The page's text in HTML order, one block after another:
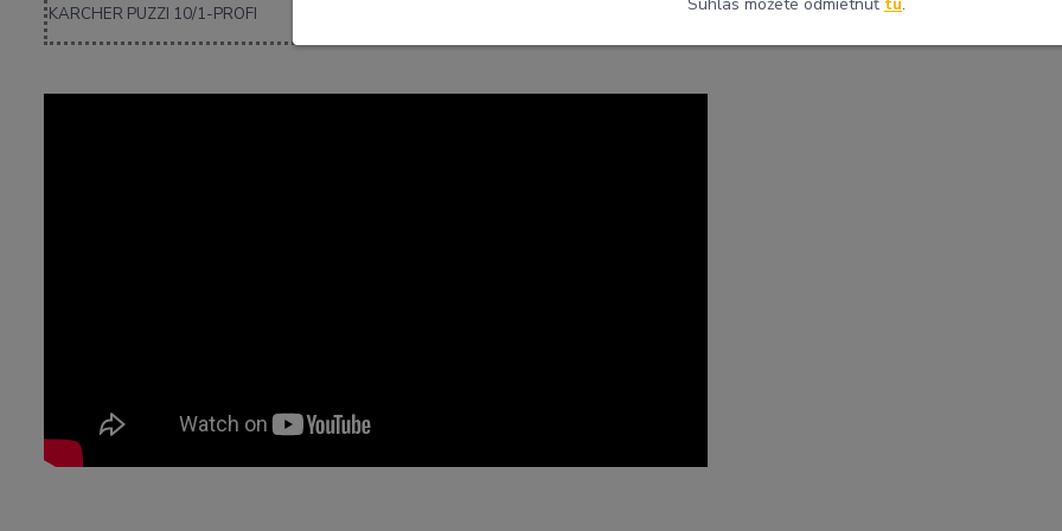
KARCHER PUZZI 10/1-PROFI 20,- 35,-